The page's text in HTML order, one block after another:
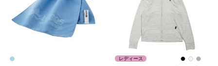
レディース